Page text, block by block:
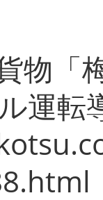
物「
運転